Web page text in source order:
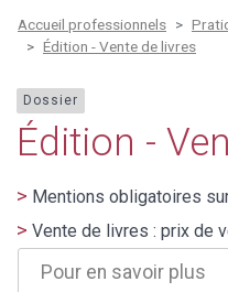
Accueil professionnels
Édition - Vente de livres
Dossier
Édition -
Mentions obligatoires
Vente de livres : prix de
Pour en savoir plus